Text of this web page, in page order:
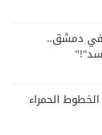
في دمشق..
الحمراء